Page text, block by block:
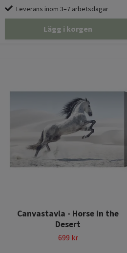
Leverans inom 3–7 arbetsdagar
Lägg i korgen
Canvastavla - Horse in the
Desert
699 kr